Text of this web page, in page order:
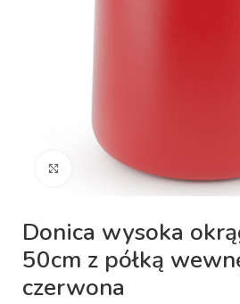
Kliknij aby powiększyć
Donica wysoka
50cm z półką
czerwona